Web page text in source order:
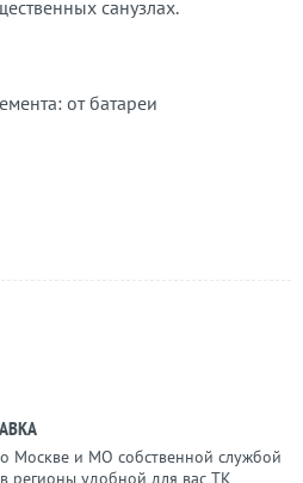
санузлах.
от батареи
Москве и МО собственной службой
регионы удобной для вас ТК